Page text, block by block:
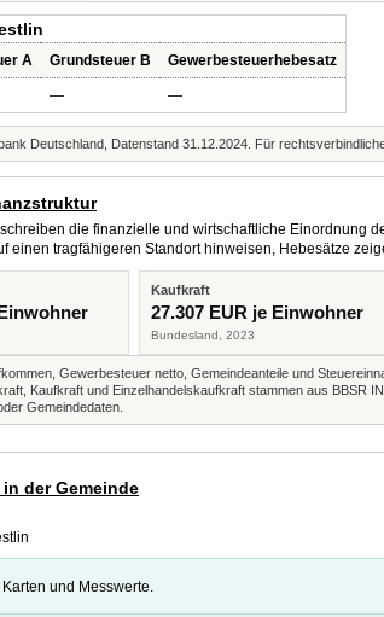
A Grundsteuer B Gewerbesteuerhebesatz
— —
Deutschland, Datenstand 31.12.2024. Für
die finanzielle und wirtschaftliche Einordnung
einen tragfähigeren Standort hinweisen, Hebesätze
Kaufkraft
27.307 EUR je Einwohner
Bundesland, 2023
Gewerbesteuer netto, Gemeindeanteile und
Kaufkraft und Einzelhandelskaufkraft stammen aus BBSR
Gemeindedaten.
der Gemeinde
und Messwerte.